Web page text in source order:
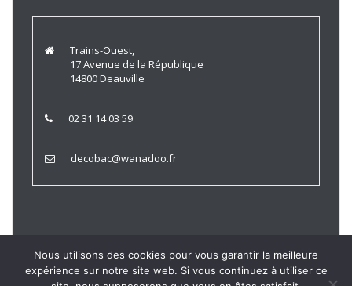
Trains-Ouest,
17 Avenue de la République
14800 Deauville
02 31 14 03 59
decobac@wanadoo.fr
Trains Ouest © 2021 |Politique de Confidentialité| Mentions
Nous utilisons des cookies pour vous garantir la meilleure
expérience sur notre site web. Si vous continuez à utiliser ce